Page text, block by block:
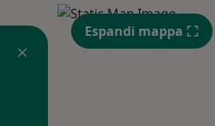
Espandi mappa